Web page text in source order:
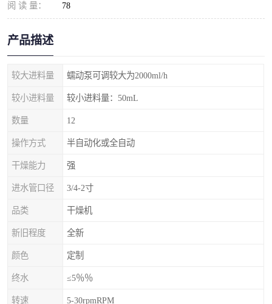
阅 读 量： 78
产品描述
较大进料量 蠕动泵可调较大为2000ml/h
较小进料量 较小进料量：50mL
数量 12
操作方式 半自动化或全自动
干燥能力 强
进水管口径 3/4-2寸
品类 干燥机
新旧程度 全新
颜色 定制
终水 ≤5％％
转速 5-30rpmRPM